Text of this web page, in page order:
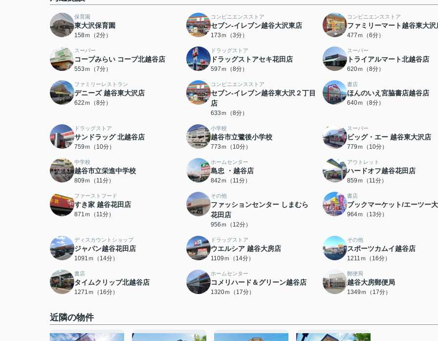
保育園
東大沢保育園
158ｍ（2分）
コンビニエンスストア
セブン-イレブン越谷大沢東店
173ｍ（3分）
コンビニエンスストア
ファミリーマート越谷東大沢
477ｍ（6分）
スーパー
コープみらい コープ北越谷店
553ｍ（7分）
ドラッグストア
ドラッグストアセキ花田店
597ｍ（8分）
スーパー
トライアルマート北越谷店
620ｍ（8分）
ファミリーレストラン
デニーズ 越谷東大沢店
622ｍ（8分）
コンビニエンスストア
セブン-イレブン越谷東大沢２丁目
店
633ｍ（8分）
書店
ほんのいえ宮脇書店越谷店
640ｍ（8分）
ドラッグストア
サンドラッグ 北越谷店
759ｍ（10分）
小学校
越谷市立鷺後小学校
773ｍ（10分）
スーパー
ビッグ・エー 越谷東大沢店
779ｍ（10分）
中学校
越谷市立栄進中学校
809ｍ（11分）
ホームセンター
島忠 ・越谷店
842ｍ（11分）
アウトレット
ハードオフ越谷花田店
859ｍ（11分）
ファーストフード
すき家 越谷花田店
871ｍ（11分）
その他
ファッションセンター しまむら
花田店
956ｍ（12分）
書店
ブックマーケット/エーツー
964ｍ（13分）
ディスカウントショップ
ジャパン越谷花田店
1091ｍ（14分）
ドラッグストア
ウエルシア 越谷大房店
1109ｍ（14分）
その他
スポーツカムイ越谷店
1211ｍ（16分）
書店
タイムクリップ北越谷店
1271ｍ（16分）
ホームセンター
コメリハード＆グリーン越谷店
1320ｍ（17分）
郵便局
越谷大房郵便局
1349ｍ（17分）
近隣の物件